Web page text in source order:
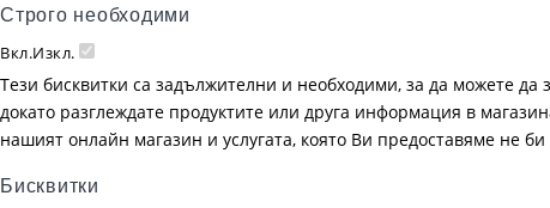
Строго необходими
Вкл.Изкл.
Тези бисквитки са задължителни и необходими, за да можете
докато разглеждате продуктите или друга информация в
нашият онлайн магазин и услугата, която Ви предоставяме не
Бисквитки